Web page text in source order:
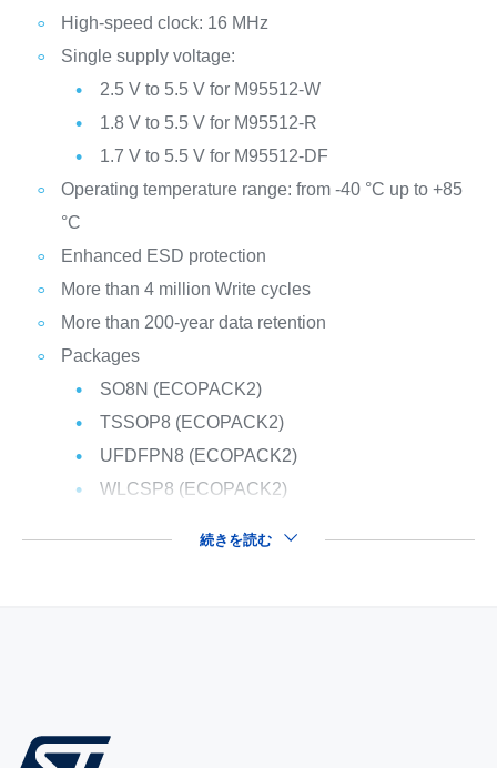
High-speed clock: 16 MHz
Single supply voltage:
2.5 V to 5.5 V for M95512-W
1.8 V to 5.5 V for M95512-R
1.7 V to 5.5 V for M95512-DF
Operating temperature range: from -40 °C up to +85
°C
Enhanced ESD protection
More than 4 million Write cycles
More than 200-year data retention
Packages
SO8N (ECOPACK2)
TSSOP8 (ECOPACK2)
UFDFPN8 (ECOPACK2)
WLCSP8 (ECOPACK2)
続きを読む